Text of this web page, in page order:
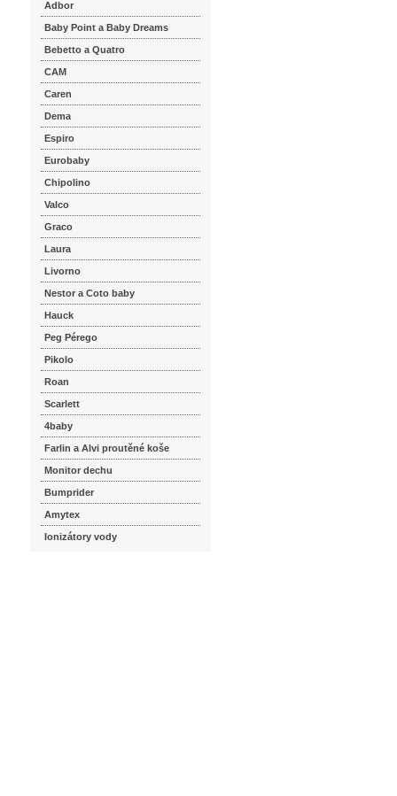
Adbor
Baby Point a Baby Dreams
Bebetto a Quatro
CAM
Caren
Dema
Espiro
Eurobaby
Chipolino
Valco
Graco
Laura
Livorno
Nestor a Coto baby
Hauck
Peg Pérego
Pikolo
Roan
Scarlett
4baby
Farlin a Alvi proutěné koše
Monitor dechu
Bumprider
Amytex
Ionizátory vody